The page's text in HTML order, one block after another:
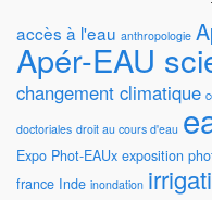
accès à l'eau anthropologie
Apér-EAU
changement climatique
doctoriales droit au cours d'eau
Expo Phot-EAUx exposition
france Inde inondation